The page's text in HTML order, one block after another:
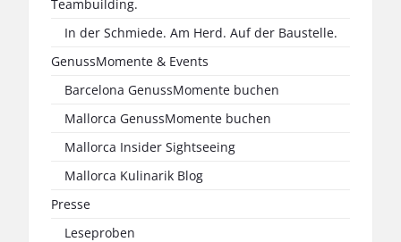
Teambuilding.
In der Schmiede. Am Herd. Auf der Baustelle.
GenussMomente & Events
Barcelona GenussMomente buchen
Mallorca GenussMomente buchen
Mallorca Insider Sightseeing
Mallorca Kulinarik Blog
Presse
Leseproben